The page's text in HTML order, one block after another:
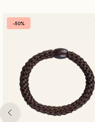
-50%